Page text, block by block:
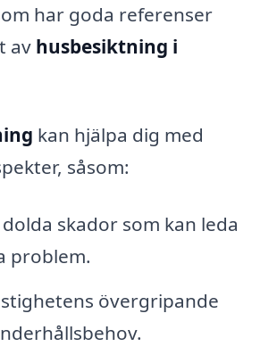
har goda referenser
av husbesiktning i
kan hjälpa dig med
såsom:
skador som kan leda
problem.
övergripande